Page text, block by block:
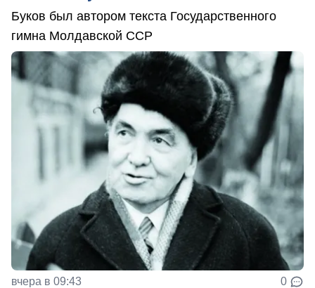
Буков был автором текста Государственного
гимна Молдавской ССР
вчера в 09:43 0